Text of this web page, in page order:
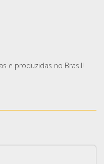
e produzidas no Brasil!